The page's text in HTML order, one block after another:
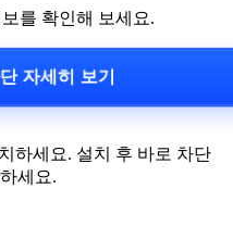
를 확인해 보세요.
자세히 보기
하세요. 설치 후 바로 차단
세요.